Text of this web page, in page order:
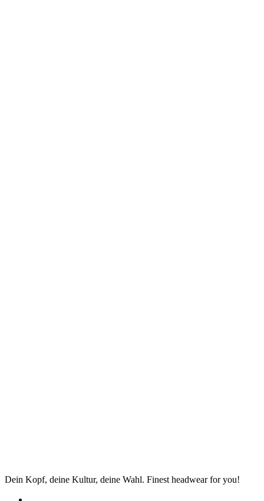
Dein Kopf, deine Kultur, deine Wahl. Finest headwear for you!